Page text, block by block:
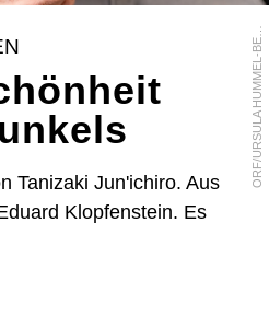
O
R
F
/
U
R
S
U
L
A
H
U
M
M
E
L
-
B
E
R
G
E
R
Tanizaki Jun'ichiro. Aus
Klopfenstein. Es